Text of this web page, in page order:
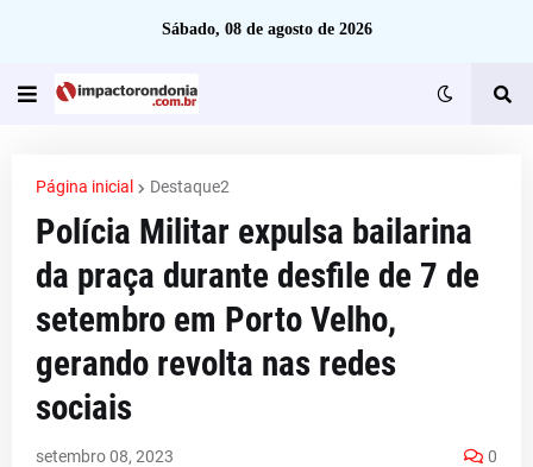
Sábado, 08 de agosto de 2026
Página inicial Destaque2
Polícia Militar expulsa bailarina
da praça durante desfile de 7 de
setembro em Porto Velho,
gerando revolta nas redes
sociais
setembro 08, 2023 0